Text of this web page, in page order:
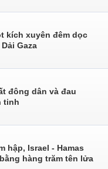
kích xuyên đêm dọc
Gaza
đông dân và đau
tinh
hập, Israel - Hamas
hàng trăm tên lửa